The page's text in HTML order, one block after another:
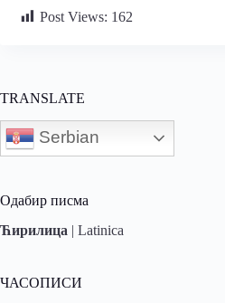
Post Views: 162
TRANSLATE
Serbian
Одабир писма
Ћирилица | Latinica
ЧАСОПИСИ